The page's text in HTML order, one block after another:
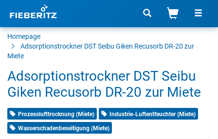
Homepage
Adsorptionstrockner DST Seibu Giken Recusorb DR-20 zur
Miete
Adsorptionstrockner DST Seibu
Giken Recusorb DR-20 zur Miete
Prozesslufttrocknung (Miete) Industrie-Luftentfeuchter (Miete)
Wasserschadenbeseitigung (Miete)